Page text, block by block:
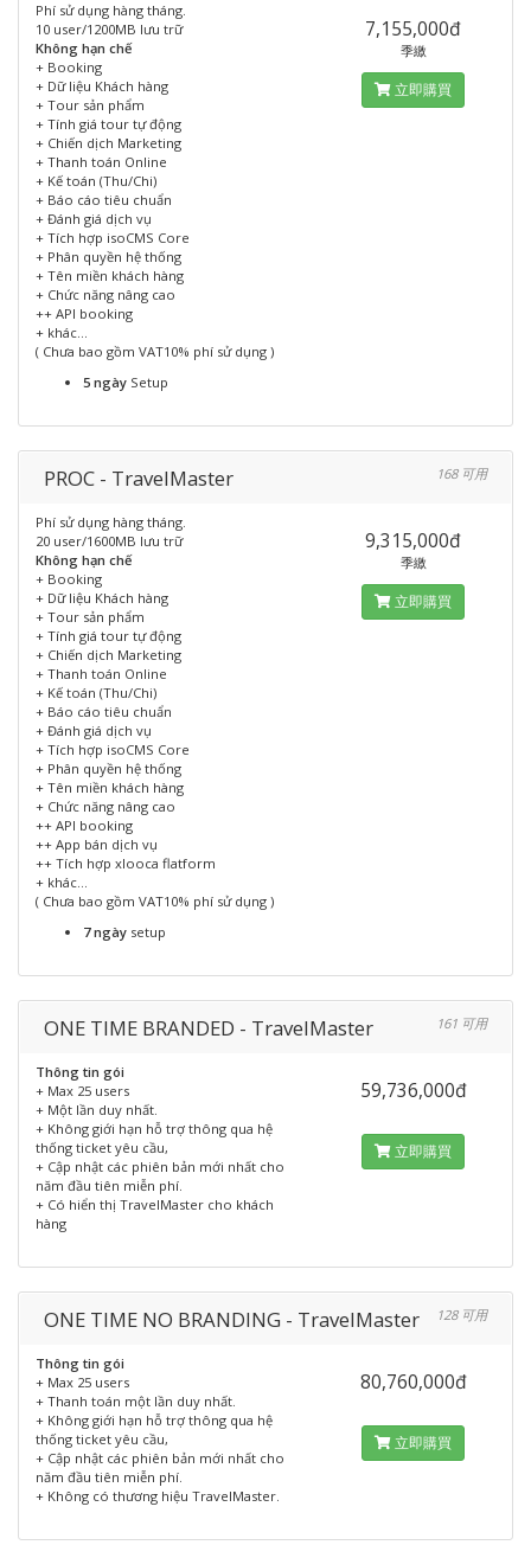
Phí sử dụng hàng tháng.
10 user/1200MB lưu trữ
Không hạn chế
+ Booking
+ Dữ liệu Khách hàng
+ Tour sản phẩm
+ Tính giá tour tự động
+ Chiến dịch Marketing
+ Thanh toán Online
+ Kế toán (Thu/Chi)
+ Báo cáo tiêu chuẩn
+ Đánh giá dịch vụ
+ Tích hợp isoCMS Core
+ Phân quyền hệ thống
+ Tên miền khách hàng
+ Chức năng nâng cao
++ API booking
+ khác...
( Chưa bao gồm VAT10% phí sử dụng )
5 ngày Setup
7,155,000đ
季繳
立即購買
PROC - TravelMaster 168 可用
Phí sử dụng hàng tháng.
20 user/1600MB lưu trữ
Không hạn chế
+ Booking
+ Dữ liệu Khách hàng
+ Tour sản phẩm
+ Tính giá tour tự động
+ Chiến dịch Marketing
+ Thanh toán Online
+ Kế toán (Thu/Chi)
+ Báo cáo tiêu chuẩn
+ Đánh giá dịch vụ
+ Tích hợp isoCMS Core
+ Phân quyền hệ thống
+ Tên miền khách hàng
+ Chức năng nâng cao
++ API booking
++ App bán dịch vụ
++ Tích hợp xlooca flatform
+ khác...
( Chưa bao gồm VAT10% phí sử dụng )
7 ngày setup
9,315,000đ
季繳
立即購買
ONE TIME BRANDED - TravelMaster 161 可用
Thông tin gói
+ Max 25 users
+ Một lần duy nhất.
+ Không giới hạn hỗ trợ thông qua hệ
thống ticket yêu cầu,
+ Cập nhật các phiên bản mới nhất cho
năm đầu tiên miễn phí.
+ Có hiển thị TravelMaster cho khách
hàng
59,736,000đ
立即購買
ONE TIME NO BRANDING - TravelMaster 128 可用
Thông tin gói
+ Max 25 users
+ Thanh toán một lần duy nhất.
+ Không giới hạn hỗ trợ thông qua hệ
thống ticket yêu cầu,
+ Cập nhật các phiên bản mới nhất cho
năm đầu tiên miễn phí.
+ Không có thương hiệu TravelMaster.
80,760,000đ
立即購買